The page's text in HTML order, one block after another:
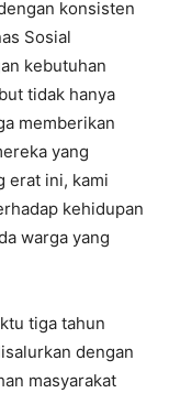
konsisten
Sosial
kebutuhan
tidak hanya
memberikan
yang
erat ini, kami
kehidupan
warga yang
tiga tahun
dengan
masyarakat